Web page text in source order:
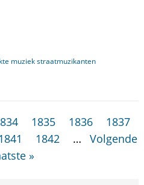
muziek straatmuzikanten
1835 1836
1837
1841 1842 …
Volgende
»